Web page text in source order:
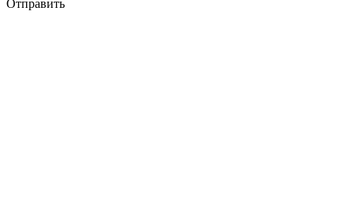
Отправить